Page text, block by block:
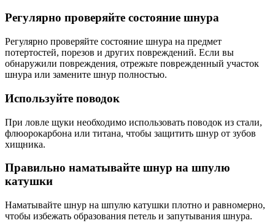
Регулярно проверяйте состояние шнура
Регулярно проверяйте состояние шнура на предмет
потертостей, порезов и других повреждений. Если вы
обнаружили повреждения, отрежьте поврежденный участок
шнура или замените шнур полностью.
Используйте поводок
При ловле щуки необходимо использовать поводок из стали,
флюорокарбона или титана, чтобы защитить шнур от зубов
хищника.
Правильно наматывайте шнур на шпулю
катушки
Наматывайте шнур на шпулю катушки плотно и равномерно,
чтобы избежать образования петель и запутывания шнура.